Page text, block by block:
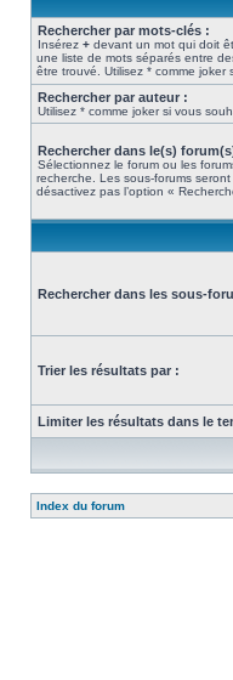
Rechercher par mots-clés :
Insérez + devant un mot qui doit
une liste de mots séparés entre
être trouvé. Utilisez * comme joker
Rechercher par auteur :
Utilisez * comme joker si vous
Rechercher dans le(s)
Sélectionnez le forum ou les
recherche. Les sous-forums
désactivez pas l’option «
Rechercher dans les sous-
Trier les résultats par :
Limiter les résultats dans le
Index du forum